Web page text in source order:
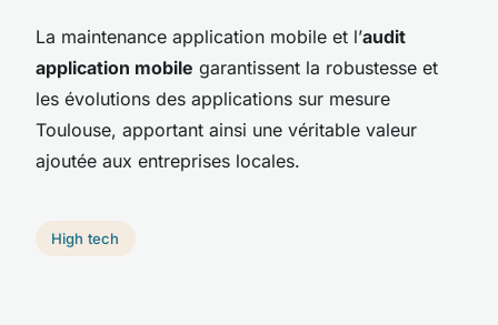
La maintenance application mobile et l’audit
application mobile garantissent la robustesse et
les évolutions des applications sur mesure
Toulouse, apportant ainsi une véritable valeur
ajoutée aux entreprises locales.
High tech